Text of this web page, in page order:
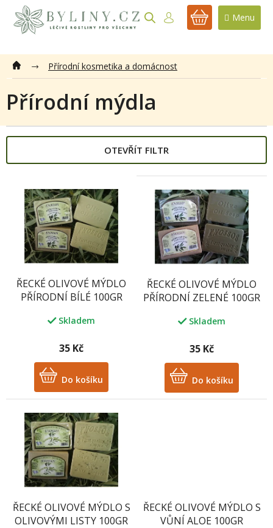
obsah
NÁKUPNÍ
Přírodní kosmetika a domácnost
Přírodní mýdla
OTEVŘÍT FILTR
ŘECKÉ OLIVOVÉ MÝDLO
PŘÍRODNÍ BÍLÉ 100GR
Skladem
35 Kč
Do košíku
ŘECKÉ OLIVOVÉ MÝDLO
PŘÍRODNÍ ZELENÉ 100GR
Skladem
35 Kč
Do košíku
ŘECKÉ OLIVOVÉ MÝDLO S
OLIVOVÝMI LISTY 100GR
ŘECKÉ OLIVOVÉ MÝDLO S
VŮNÍ ALOE 100GR